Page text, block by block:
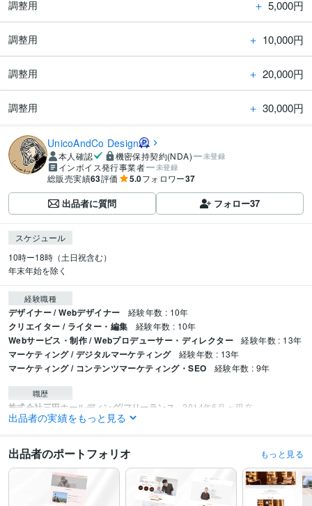
調整用 ＋ 5,000円
調整用 ＋ 10,000円
調整用 ＋ 20,000円
調整用 ＋ 30,000円
UnicoAndCo Design
本人確認 機密保持契約(NDA) 未登録
インボイス発行事業者 未登録
総販売実績63評価 5.0フォロワー37
出品者に質問 フォロー37
スケジュール
10時ー18時（土日祝含む）
年末年始を除く
経験職種
デザイナー / Webデザイナー 経験年数 : 10年
クリエイター / ライター・編集 経験年数 : 10年
Webサービス・制作 / Webプロデューサー・ディレクター 経験年数 : 13年
マーケティング / デジタルマーケティング 経験年数 : 13年
マーケティング / コンテンツマーケティング・SEO 経験年数 : 9年
職歴
株式会社三田ホールディング/フリーランス 2014年6月 ~ 現在
CSS:12年
ビジネス・クリエイティブツール
STUDIO:3年Wix:5年 WordPress:8年Excel:15年
Google スプレッドシート:5年
カラーミーショップ:5年
出品者の実績をもっと見る
出品者のポートフォリオ もっと見る